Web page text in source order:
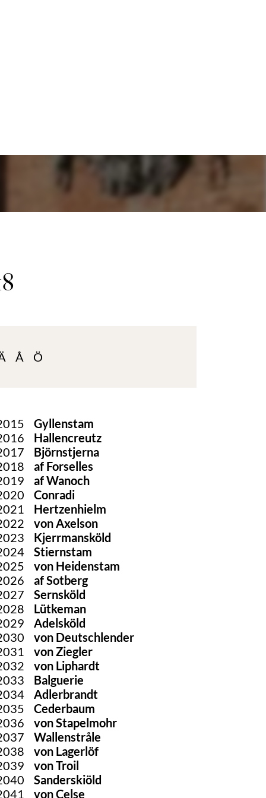
Å Ö
Gyllenstam
Hallencreutz
Björnstjerna
af Forselles
af Wanoch
Conradi
Hertzenhielm
von Axelson
Kjerrmansköld
Stiernstam
von Heidenstam
af Sotberg
Sernsköld
Lütkeman
Adelsköld
von Deutschlender
von Ziegler
von Liphardt
Balguerie
Adlerbrandt
Cederbaum
von Stapelmohr
Wallenstråle
von Lagerlöf
von Troil
Sanderskiöld
von Celse